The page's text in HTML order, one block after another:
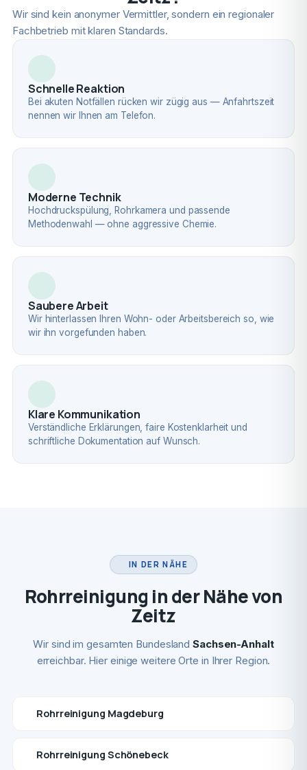
Wir sind kein anonymer Vermittler, sondern ein regionaler
Fachbetrieb mit klaren Standards.
Schnelle Reaktion
Bei akuten Notfällen rücken wir zügig aus — Anfahrtszeit
nennen wir Ihnen am Telefon.
Moderne Technik
Hochdruckspülung, Rohrkamera und passende
Methodenwahl — ohne aggressive Chemie.
Saubere Arbeit
Wir hinterlassen Ihren Wohn- oder Arbeitsbereich so, wie
wir ihn vorgefunden haben.
Klare Kommunikation
Verständliche Erklärungen, faire Kostenklarheit und
schriftliche Dokumentation auf Wunsch.
IN DER NÄHE
Rohrreinigung in der Nähe von
Zeitz
Wir sind im gesamten BundeslandSachsen-Anhalt
erreichbar. Hier einige weitere Orte in Ihrer Region.
Rohrreinigung Magdeburg
Rohrreinigung Schönebeck